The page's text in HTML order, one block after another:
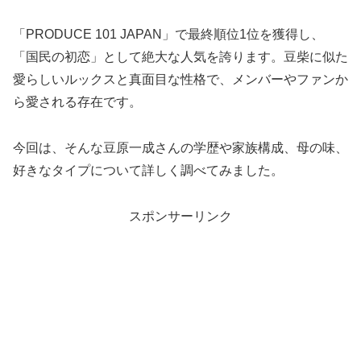
「PRODUCE 101 JAPAN」で最終順位1位を獲得し、
「国民の初恋」として絶大な人気を誇ります。豆柴に似た
愛らしいルックスと真面目な性格で、メンバーやファンか
ら愛される存在です。
今回は、そんな豆原一成さんの学歴や家族構成、母の味、
好きなタイプについて詳しく調べてみました。
スポンサーリンク